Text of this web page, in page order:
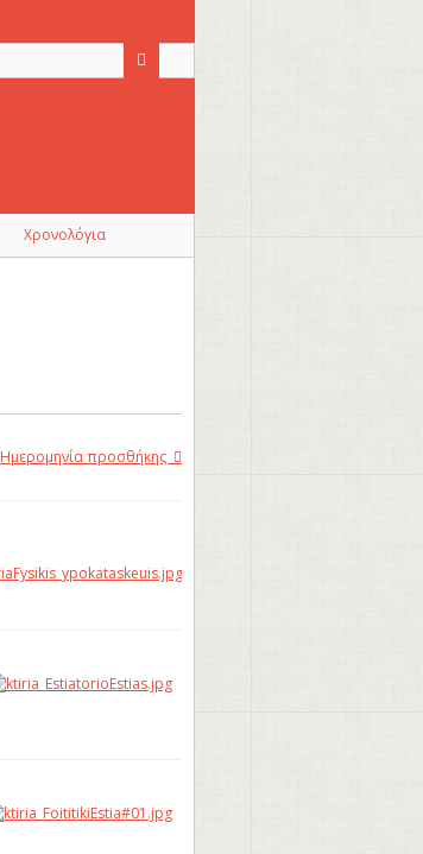
Χρονολόγια
Ημερομηνία προσθήκης